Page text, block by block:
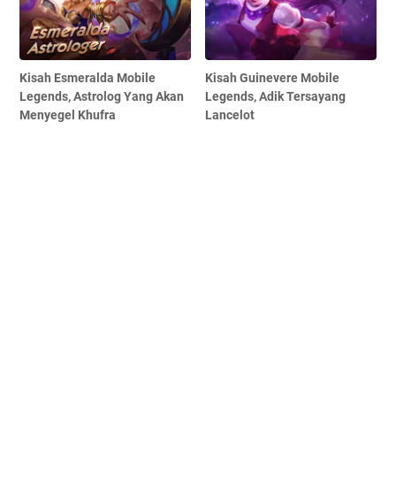
Kisah Esmeralda Mobile
Legends, Astrolog Yang Akan
Menyegel Khufra
Kisah Guinevere Mobile
Legends, Adik Tersayang
Lancelot